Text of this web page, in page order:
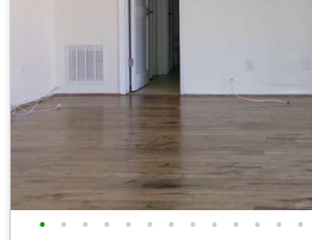
• • • • • • • • • • • • •